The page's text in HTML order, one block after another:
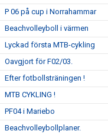
P 06 på cup i Norrahammar
Beachvolleyboll i värmen
Lyckad första MTB-cykling
Oavgjort för F02/03.
Efter fotbollsträningen !
MTB CYKLING !
PF04 i Mariebo
Beachvolleybollplaner.